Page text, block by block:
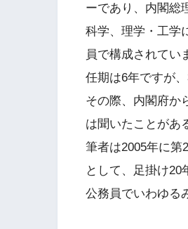
ーであり、内閣総
科学、理学・工学
員で構成されてい
任期は6年ですが
その際、内閣府か
は聞いたことがあ
筆者は2005年に第
として、足掛け
公務員でいわゆる